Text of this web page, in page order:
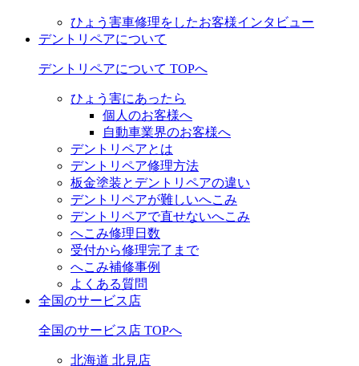
ひょう害車修理をしたお客様インタビュー
デントリペアについて
デントリペアについて TOPへ
ひょう害にあったら
個人のお客様へ
自動車業界のお客様へ
デントリペアとは
デントリペア修理方法
板金塗装とデントリペアの違い
デントリペアが難しいへこみ
デントリペアで直せないへこみ
へこみ修理日数
受付から修理完了まで
へこみ補修事例
よくある質問
全国のサービス店
全国のサービス店 TOPへ
北海道 北見店